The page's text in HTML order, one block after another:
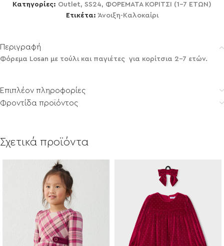
Κατηγορίες: Outlet, SS24, ΦΟΡΕΜΑΤΑ ΚΟΡΙΤΣΙ (1-7 ΕΤΩΝ)
Ετικέτα: Άνοιξη-Καλοκαίρι
Περιγραφή
Φόρεμα Losan με τούλι και παγιέτες για κορίτσια 2-7 ετών.
Επιπλέον πληροφορίες
Φροντίδα προϊόντος
Σχετικά προϊόντα